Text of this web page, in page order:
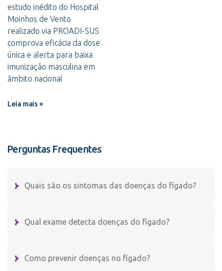
estudo inédito do Hospital
Moinhos de Vento
realizado via PROADI-SUS
comprova eficácia da dose
única e alerta para baixa
imunização masculina em
âmbito nacional
Leia mais +
Perguntas Frequentes
Quais são os sintomas das doenças do fígado?
Qual exame detecta doenças do fígado?
Como prevenir doenças no fígado?